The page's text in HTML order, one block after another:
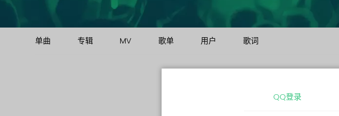
单曲 专辑 MV 歌单 用户 歌词
查看更多内容，
QQ登录